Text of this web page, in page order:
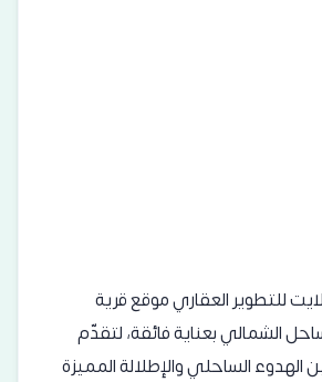
للتطوير العقاري موقع قرية
الشمالي بعناية فائقة، لتقدّم
الهدوء الساحلي والإطلالة المميزة